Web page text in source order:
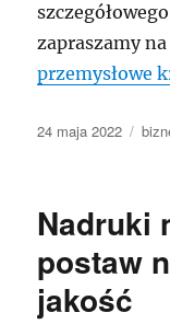
zapraszamy
przemysłowe
Data
24 maja 2022
Nadruki
postaw
jakość